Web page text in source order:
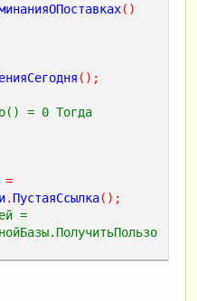
()
();
= 0 Тогда
=
. ПустаяСсылка();
=